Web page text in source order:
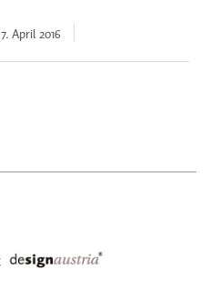
7. April2016